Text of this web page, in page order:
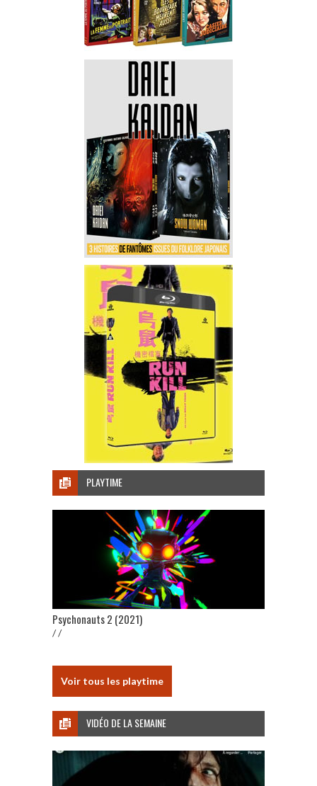
PLAYTIME
Psychonauts 2 (2021)
/ /
Voir tous les playtime
VIDÉO DE LA SEMAINE